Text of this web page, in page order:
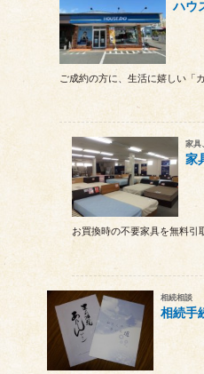
ハウ
ご成約の方に、生活に嬉しい「
家具
家
お買換時の不要家具を無料引
相続相談
相続手